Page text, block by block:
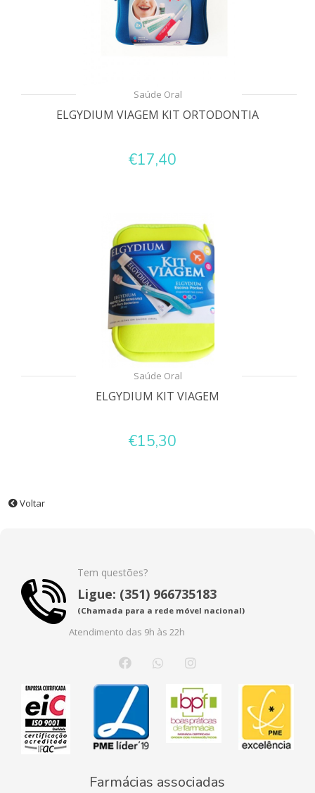
Saúde Oral
ELGYDIUM VIAGEM KIT ORTODONTIA
€17,40
Saúde Oral
ELGYDIUM KIT VIAGEM
€15,30
Voltar
Tem questões?
Ligue: (351) 966735183
(Chamada para a rede móvel nacional)
Atendimento das 9h às 22h
Farmácias associadas